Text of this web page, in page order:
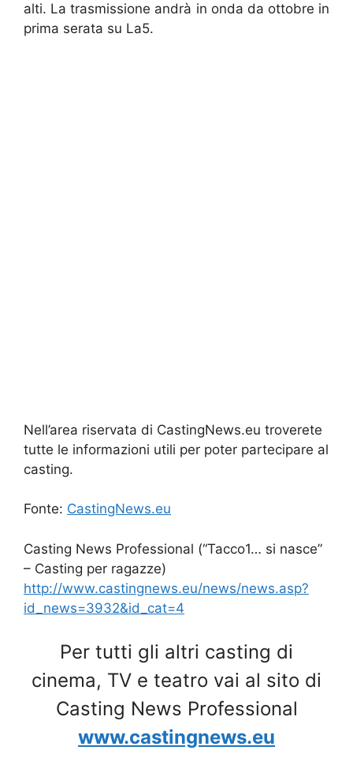
alti. La trasmissione andrà in onda da ottobre in
prima serata su La5.
Nell’area riservata di CastingNews.eu troverete
tutte le informazioni utili per poter partecipare al
casting.
Fonte: CastingNews.eu
Casting News Professional (“Tacco1… si nasce”
– Casting per ragazze)
http://www.castingnews.eu/news/news.asp?
id_news=3932&id_cat=4
Per tutti gli altri casting di
cinema, TV e teatro vai al sito di
Casting News Professional
www.castingnews.eu